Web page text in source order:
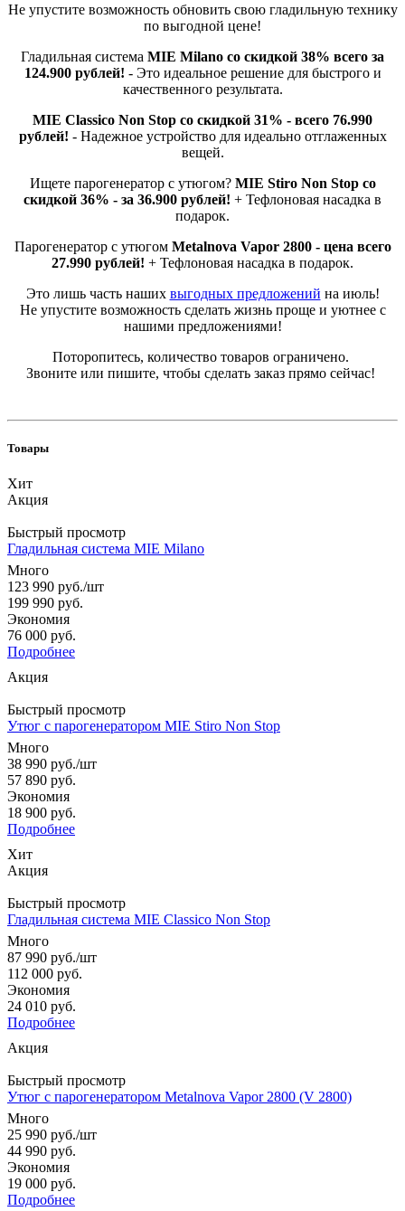
Не упустите возможность обновить свою гладильную технику
по выгодной цене!
Гладильная система MIE Milano со скидкой 38% всего за
124.900 рублей! - Это идеальное решение для быстрого и
качественного результата.
MIE Classico Non Stop со скидкой 31% - всего 76.990
рублей! - Надежное устройство для идеально отглаженных
вещей.
Ищете парогенератор с утюгом? MIE Stiro Non Stop со
скидкой 36% - за 36.900 рублей! + Тефлоновая насадка в
подарок.
Парогенератор с утюгом Metalnova Vapor 2800 - цена всего
27.990 рублей! + Тефлоновая насадка в подарок.
Это лишь часть наших выгодных предложений на июль!
Не упустите возможность сделать жизнь проще и уютнее с
нашими предложениями!
Поторопитесь, количество товаров ограничено.
Звоните или пишите, чтобы сделать заказ прямо сейчас!
Товары
Хит
Акция
Быстрый просмотр
Гладильная система MIE Milano
Много
123 990 руб./шт
199 990 руб.
Экономия
76 000 руб.
Подробнее
Акция
Быстрый просмотр
Утюг с парогенератором MIE Stiro Non Stop
Много
38 990 руб./шт
57 890 руб.
Экономия
18 900 руб.
Подробнее
Хит
Акция
Быстрый просмотр
Гладильная система MIE Classico Non Stop
Много
87 990 руб./шт
112 000 руб.
Экономия
24 010 руб.
Подробнее
Акция
Быстрый просмотр
Утюг с парогенератором Metalnova Vapor 2800 (V 2800)
Много
25 990 руб./шт
44 990 руб.
Экономия
19 000 руб.
Подробнее